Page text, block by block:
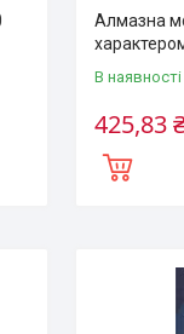
Алмазна
В наявності
425,83